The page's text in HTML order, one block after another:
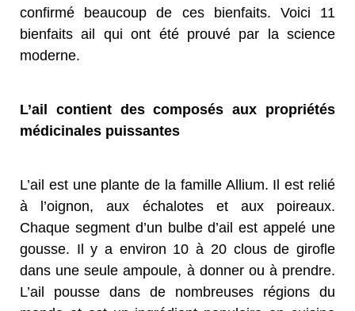
confirmé beaucoup de ces bienfaits. Voici 11
bienfaits ail qui ont été prouvé par la science
moderne.
L’ail contient des composés aux propriétés
médicinales puissantes
L’ail est une plante de la famille Allium. Il est relié
à l’oignon, aux échalotes et aux poireaux.
Chaque segment d’un bulbe d’ail est appelé une
gousse. Il y a environ 10 à 20 clous de girofle
dans une seule ampoule, à donner ou à prendre.
L’ail pousse dans de nombreuses régions du